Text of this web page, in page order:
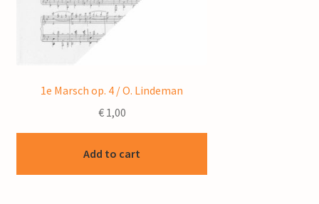
1e Marsch op. 4 / O. Lindeman
€1,00
Add to cart